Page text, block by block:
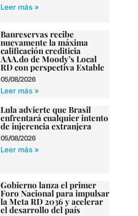
Leer más »
Banreservas recibe
nuevamente la máxima
calificación crediticia
AAA.do de Moody’s Local
RD con perspectiva Estable
05/08/2026
Leer más »
Lula advierte que Brasil
enfrentará cualquier intento
de injerencia extranjera
05/08/2026
Leer más »
Gobierno lanza el primer
Foro Nacional para impulsar
la Meta RD 2036 y acelerar
el desarrollo del país